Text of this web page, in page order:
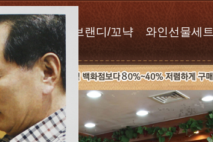
위스키 브랜디/꼬냑 와인선물세트